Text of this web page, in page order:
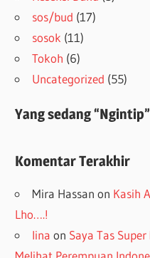
sos/bud (17)
sosok (11)
Tokoh (6)
Uncategorized (55)
Yang sedang
Komentar Terakhir
Mira Hassan on Kasih
Lho….!
lina on Saya Tas